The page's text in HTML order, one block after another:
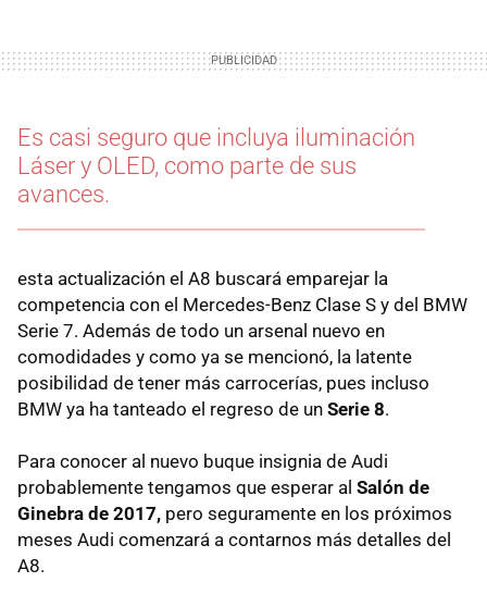
Es casi seguro que incluya iluminación
Láser y OLED, como parte de sus
avances.
esta actualización el A8 buscará emparejar la
competencia con el Mercedes-Benz Clase S y del BMW
Serie 7. Además de todo un arsenal nuevo en
comodidades y como ya se mencionó, la latente
posibilidad de tener más carrocerías, pues incluso
BMW ya ha tanteado el regreso de un Serie 8.
Para conocer al nuevo buque insignia de Audi
probablemente tengamos que esperar al Salón de
Ginebra de 2017, pero seguramente en los próximos
meses Audi comenzará a contarnos más detalles del
A8.